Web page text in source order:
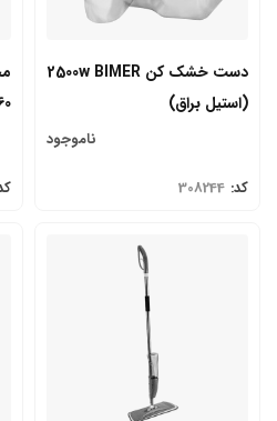
دست خشک کن 2500w BIMER
(استیل براق)
ناموجود
کد: 308244